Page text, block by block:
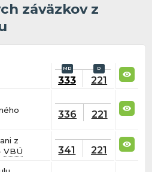
záväzkov z
333 221
336 221
z
VBÚ 341 221